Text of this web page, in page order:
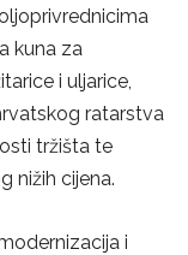
kuna za
i uljarice,
ratarstva
tržišta te
nižih cijena.
i